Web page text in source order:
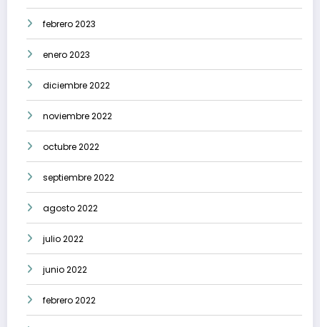
febrero 2023
enero 2023
diciembre 2022
noviembre 2022
octubre 2022
septiembre 2022
agosto 2022
julio 2022
junio 2022
febrero 2022